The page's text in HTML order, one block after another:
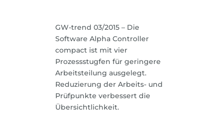
GW-trend 03/2015 – Die
Software Alpha Controller
compact ist mit vier
Prozessstugfen für geringere
Arbeitsteilung ausgelegt.
Reduzierung der Arbeits- und
Prüfpunkte verbessert die
Übersichtlichkeit.